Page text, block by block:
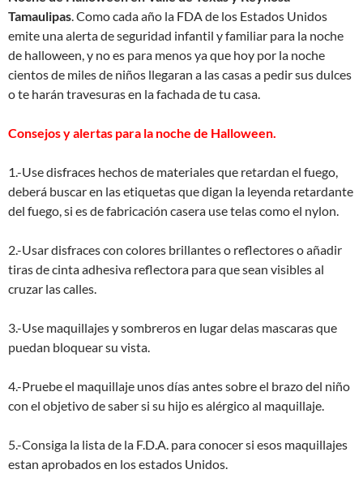
Tamaulipas. Como cada año la FDA de los Estados Unidos
emite una alerta de seguridad infantil y familiar para la noche
de halloween, y no es para menos ya que hoy por la noche
cientos de miles de niños llegaran a las casas a pedir sus dulces
o te harán travesuras en la fachada de tu casa.
Consejos y alertas para la noche de Halloween.
1.-Use disfraces hechos de materiales que retardan el fuego,
deberá buscar en las etiquetas que digan la leyenda retardante
del fuego, si es de fabricación casera use telas como el nylon.
2.-Usar disfraces con colores brillantes o reflectores o añadir
tiras de cinta adhesiva reflectora para que sean visibles al
cruzar las calles.
3.-Use maquillajes y sombreros en lugar delas mascaras que
puedan bloquear su vista.
4.-Pruebe el maquillaje unos días antes sobre el brazo del niño
con el objetivo de saber si su hijo es alérgico al maquillaje.
5.-Consiga la lista de la F.D.A. para conocer si esos maquillajes
estan aprobados en los estados Unidos.